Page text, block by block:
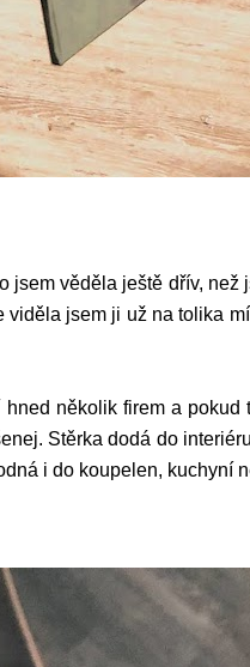
jsem věděla ještě dřív,
viděla jsem ji už na tolika
několik firem a
Stěrka dodá do
i do koupelen, kuchyní